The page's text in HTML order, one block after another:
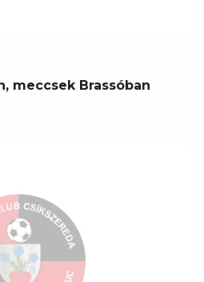
meccsek Brassóban